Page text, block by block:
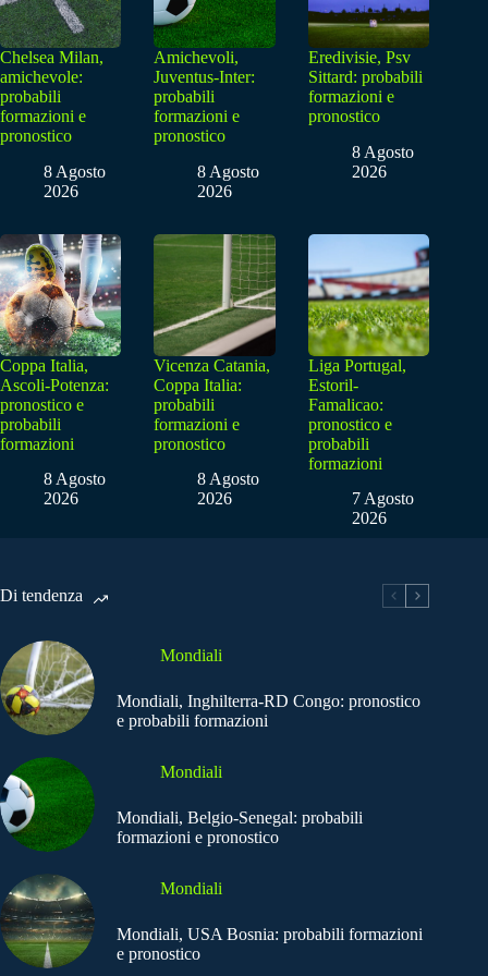
Chelsea Milan,
amichevole:
probabili
formazioni e
pronostico
8 Agosto
2026
Amichevoli,
Juventus-Inter:
probabili
formazioni e
pronostico
8 Agosto
2026
Eredivisie, Psv
Sittard: probabili
formazioni e
pronostico
8 Agosto
2026
Coppa Italia,
Ascoli-Potenza:
pronostico e
probabili
formazioni
8 Agosto
2026
Vicenza Catania,
Coppa Italia:
probabili
formazioni e
pronostico
8 Agosto
2026
Liga Portugal,
Estoril-
Famalicao:
pronostico e
probabili
formazioni
7 Agosto
2026
Di tendenza
Mondiali
Mondiali, Inghilterra-RD Congo: pronostico
e probabili formazioni
Mondiali
Mondiali, Belgio-Senegal: probabili
formazioni e pronostico
Mondiali
Mondiali, USA Bosnia: probabili formazioni
e pronostico